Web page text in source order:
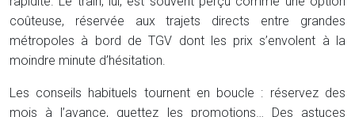
coûteuse, réservée aux trajets directs entre grandes
métropoles à bord de TGV dont les prix s’envolent à la
moindre minute d’hésitation.
Les conseils habituels tournent en boucle : réservez des
mois à l’avance, guettez les promotions… Des astuces